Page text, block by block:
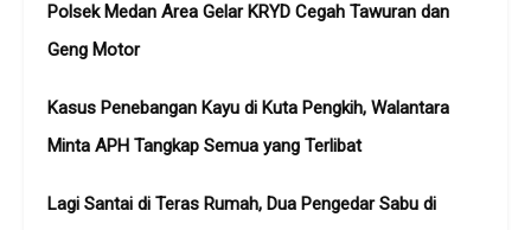
Polsek Medan Area Gelar KRYD Cegah Tawuran dan
Geng Motor
Kasus Penebangan Kayu di Kuta Pengkih, Walantara
Minta APH Tangkap Semua yang Terlibat
Lagi Santai di Teras Rumah, Dua Pengedar Sabu di